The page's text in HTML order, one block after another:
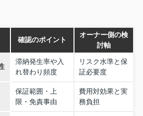
確認のポイント
オーナー側の検
討軸
滞納発生率や入
れ替わり頻度
リスク水準と保
証必要度
保証範囲・上
限・免責事由
費用対効果と実
務負担